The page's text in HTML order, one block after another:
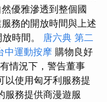
優雅滲透到整個國
務的開放時間與上述
時間。 唐六典 第二
中運動按摩 購物良好
情況下，警告董事
以使用匈牙利服務提
服務提供商漫遊服